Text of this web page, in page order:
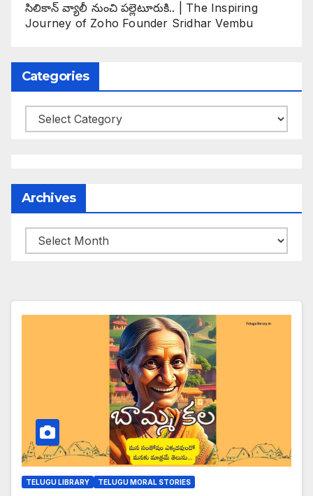
సిలికాన్ వ్యాలీ నుంచి పల్లెటూరుకి.. | The Inspiring
Journey of Zoho Founder Sridhar Vembu
Categories
Categories
Archives
Archives
TELUGU LIBRARY TELUGU MORAL STORIES